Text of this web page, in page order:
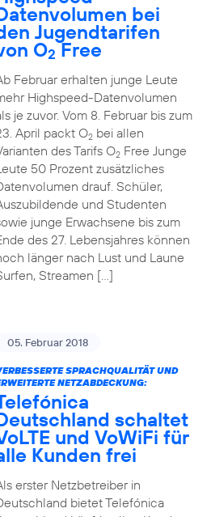
bei
Jugendtarifen
O2Free
Februar erhalten junge Leute
Highspeed-Datenvolumen
je zuvor. Vom 8. Februar bis zum
April packt O2bei allen
des Tarifs O2Free Junge
50 Prozent zusätzliches
drauf. Schüler,
und Studenten
junge Erwachsene bis zum
des 27. Lebensjahres können
länger nach Lust und Laune
Streamen […]
05. Februar 2018
SPRACHQUALITÄT UND
NETZABDECKUNG:
schaltet
und VoWiFi für
Kunden frei
erster Netzbetreiber in
bietet Telefónica